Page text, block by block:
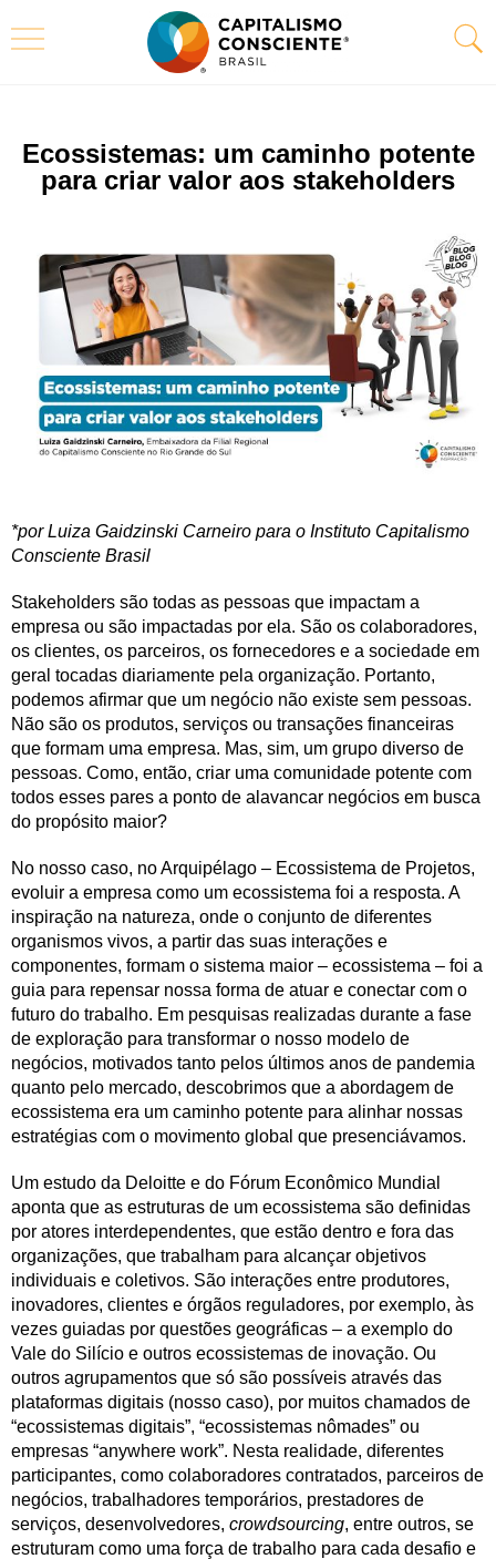
Ecossistemas: um caminho potente
para criar valor aos stakeholders
*por Luiza Gaidzinski Carneiro para o Instituto Capitalismo
Consciente Brasil
Stakeholders são todas as pessoas que impactam a
empresa ou são impactadas por ela. São os colaboradores,
os clientes, os parceiros, os fornecedores e a sociedade em
geral tocadas diariamente pela organização. Portanto,
podemos afirmar que um negócio não existe sem pessoas.
Não são os produtos, serviços ou transações financeiras
que formam uma empresa. Mas, sim, um grupo diverso de
pessoas. Como, então, criar uma comunidade potente com
todos esses pares a ponto de alavancar negócios em busca
do propósito maior?
No nosso caso, no Arquipélago – Ecossistema de Projetos,
evoluir a empresa como um ecossistema foi a resposta. A
inspiração na natureza, onde o conjunto de diferentes
organismos vivos, a partir das suas interações e
componentes, formam o sistema maior – ecossistema – foi a
guia para repensar nossa forma de atuar e conectar com o
futuro do trabalho. Em pesquisas realizadas durante a fase
de exploração para transformar o nosso modelo de
negócios, motivados tanto pelos últimos anos de pandemia
quanto pelo mercado, descobrimos que a abordagem de
ecossistema era um caminho potente para alinhar nossas
estratégias com o movimento global que presenciávamos.
Um estudo da Deloitte e do Fórum Econômico Mundial
aponta que as estruturas de um ecossistema são definidas
por atores interdependentes, que estão dentro e fora das
organizações, que trabalham para alcançar objetivos
individuais e coletivos. São interações entre produtores,
inovadores, clientes e órgãos reguladores, por exemplo, às
vezes guiadas por questões geográficas – a exemplo do
Vale do Silício e outros ecossistemas de inovação. Ou
outros agrupamentos que só são possíveis através das
plataformas digitais (nosso caso), por muitos chamados de
“ecossistemas digitais”, “ecossistemas nômades” ou
empresas “anywhere work”. Nesta realidade, diferentes
participantes, como colaboradores contratados, parceiros de
negócios, trabalhadores temporários, prestadores de
serviços, desenvolvedores, crowdsourcing, entre outros, se
estruturam como uma força de trabalho para cada desafio e